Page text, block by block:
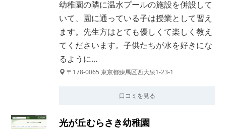
幼稚園の隣に温水プールの施設を併設して
いて、園に通っている子は授業として習え
ます。先生方はとても優しくて楽しく教え
てくださいます。子供たちが水を好きにな
るように…
〒178-0065 東京都練馬区西大泉1-23-1
口コミを見る
光が丘むらさき幼稚園